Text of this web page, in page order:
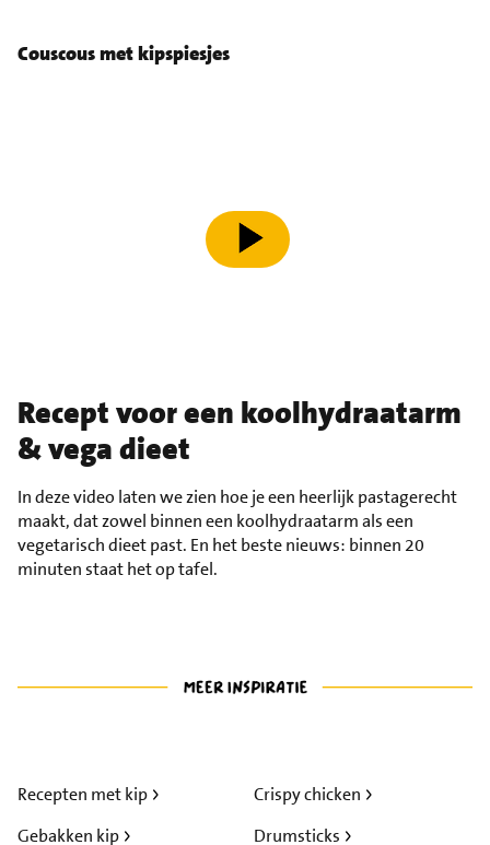
Couscous met kipspiesjes
speel video af
Recept voor een koolhydraatarm
& vega dieet
In deze video laten we zien hoe je een heerlijk pastagerecht
maakt, dat zowel binnen een koolhydraatarm als een
vegetarisch dieet past. En het beste nieuws: binnen 20
minuten staat het op tafel.
Recepten met kip
Gebakken kip
Crispy chicken
Drumsticks